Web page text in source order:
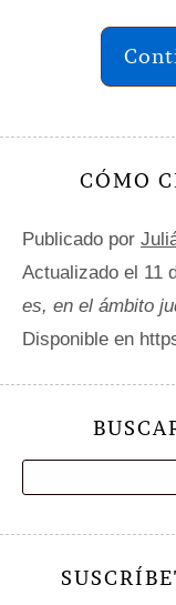
CÓMO
Publicado por
Actualizado el 11
es, en el ámbito
Disponible en